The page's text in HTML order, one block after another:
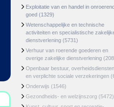
Exploitatie van en handel in
goed (1329)
Wetenschappelijke en technische
activiteiten en specialistische
dienstverlening (5731)
Verhuur van roerende goederen en
overige zakelijke dienstverlening
Openbaar bestuur, overheidsdiensten
en verplichte sociale verzekeringen
Onderwijs (1546)
Gezondheids- en welzijnszorg (5472)